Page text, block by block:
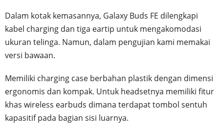
Dalam kotak kemasannya, Galaxy Buds FE dilengkapi
kabel charging dan tiga eartip untuk mengakomodasi
ukuran telinga. Namun, dalam pengujian kami memakai
versi bawaan.
Memiliki charging case berbahan plastik dengan dimensi
ergonomis dan kompak. Untuk headsetnya memiliki fitur
khas wireless earbuds dimana terdapat tombol sentuh
kapasitif pada bagian sisi luarnya.